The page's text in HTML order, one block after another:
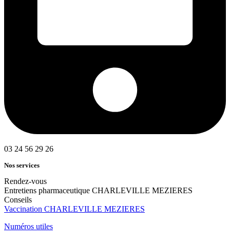
03 24 56 29 26
Nos services
Rendez-vous
Entretiens pharmaceutique CHARLEVILLE MEZIERES
Conseils
Vaccination CHARLEVILLE MEZIERES
Numéros utiles